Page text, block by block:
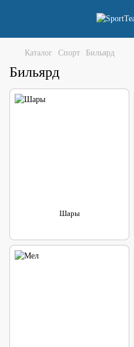
Каталог Спорт Бильярд
Бильярд
Шары